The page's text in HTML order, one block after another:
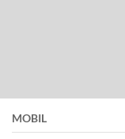
MOBIL